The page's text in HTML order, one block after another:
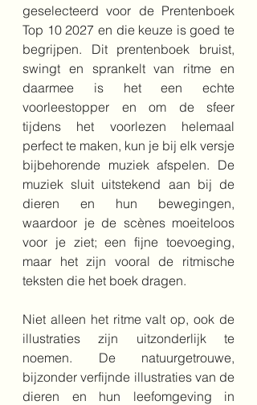
geselecteerd voor de Prentenboek
Top 10 2027 en die keuze is goed te
begrijpen. Dit prentenboek bruist,
swingt en sprankelt van ritme en
daarmee is het een echte
voorleestopper en om de sfeer
tijdens het voorlezen helemaal
perfect te maken, kun je bij elk versje
bijbehorende muziek afspelen. De
muziek sluit uitstekend aan bij de
dieren en hun bewegingen,
waardoor je de scènes moeiteloos
voor je ziet; een fijne toevoeging,
maar het zijn vooral de ritmische
teksten die het boek dragen.
Niet alleen het ritme valt op, ook de
illustraties zijn uitzonderlijk te
noemen. De natuurgetrouwe,
bijzonder verfijnde illustraties van de
dieren en hun leefomgeving in